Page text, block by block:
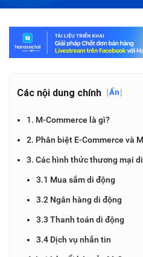
Các nội dung chính [Ẩn]
1. M-Commerce là gì?
2. Phân biệt E-Commerce và
3. Các hình thức thương mại
3.1 Mua sắm di động
3.2 Ngân hàng di động
3.3 Thanh toán di động
3.4 Dịch vụ nhắn tin